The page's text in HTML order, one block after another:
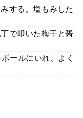
する。塩もみした
で叩いた梅干と醤
ールにいれ、よく